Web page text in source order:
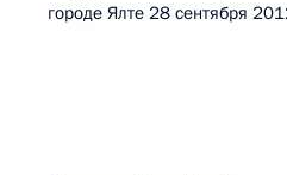
городе Ялте 28 сентября